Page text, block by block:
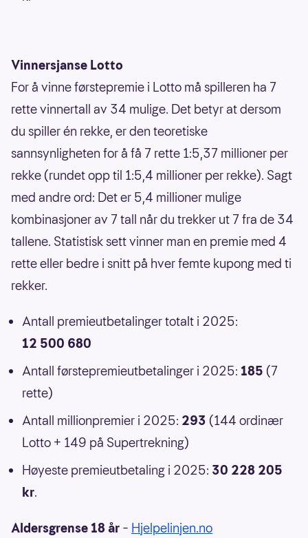
Vinnersjanse Lotto
For å vinne førstepremie i Lotto må spilleren ha 7
rette vinnertall av 34 mulige. Det betyr at dersom
du spiller én rekke, er den teoretiske
sannsynligheten for å få 7 rette 1:5,37 millioner per
rekke (rundet opp til 1:5,4 millioner per rekke). Sagt
med andre ord: Det er 5,4 millioner mulige
kombinasjoner av 7 tall når du trekker ut 7 fra de 34
tallene. Statistisk sett vinner man en premie med 4
rette eller bedre i snitt på hver femte kupong med ti
rekker.
Antall premieutbetalinger totalt i 2025:
12 500 680
Antall førstepremieutbetalinger i 2025: 185 (7
rette)
Antall millionpremier i 2025: 293 (144 ordinær
Lotto + 149 på Supertrekning)
Høyeste premieutbetaling i 2025: 30 228 205
kr.
Aldersgrense 18 år – Hjelpelinjen.no